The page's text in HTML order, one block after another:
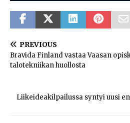
PREVIOUS
Bravida Finland vastaa Vaasan
talotekniikan huollosta
Liikeideakilpailussa syntyi uusi